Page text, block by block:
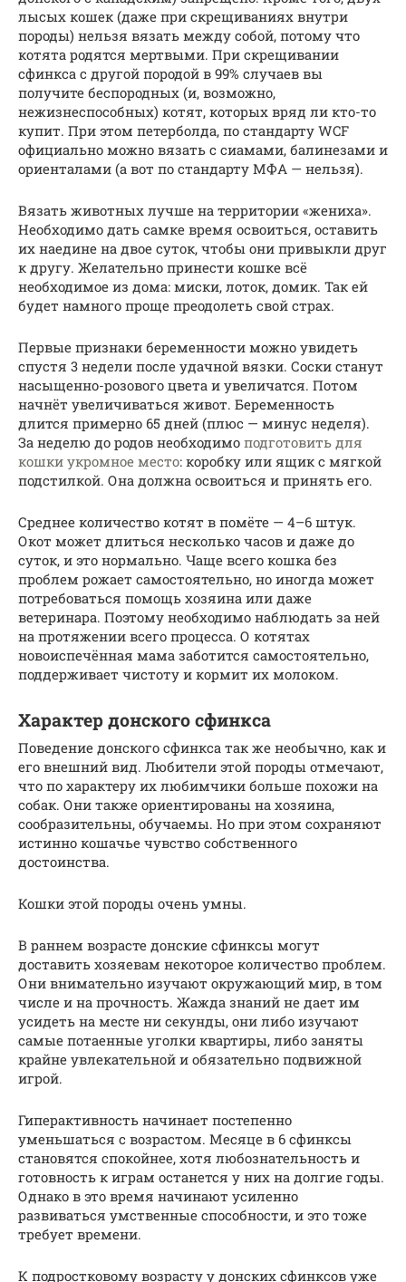
лысых кошек (даже при скрещиваниях внутри
породы) нельзя вязать между собой, потому что
котята родятся мертвыми. При скрещивании
сфинкса с другой породой в 99% случаев вы
получите беспородных (и, возможно,
нежизнеспособных) котят, которых вряд ли кто-то
купит. При этом петерболда, по стандарту WCF
официально можно вязать с сиамами, балинезами и
ориенталами (а вот по стандарту МФА — нельзя).
Вязать животных лучше на территории «жениха».
Необходимо дать самке время освоиться, оставить
их наедине на двое суток, чтобы они привыкли друг
к другу. Желательно принести кошке всё
необходимое из дома: миски, лоток, домик. Так ей
будет намного проще преодолеть свой страх.
Первые признаки беременности можно увидеть
спустя 3 недели после удачной вязки. Соски станут
насыщенно-розового цвета и увеличатся. Потом
начнёт увеличиваться живот. Беременность
длится примерно 65 дней (плюс — минус неделя).
За неделю до родов необходимо подготовить для
кошки укромное место: коробку или ящик с мягкой
подстилкой. Она должна освоиться и принять его.
Среднее количество котят в помёте — 4–6 штук.
Окот может длиться несколько часов и даже до
суток, и это нормально. Чаще всего кошка без
проблем рожает самостоятельно, но иногда может
потребоваться помощь хозяина или даже
ветеринара. Поэтому необходимо наблюдать за ней
на протяжении всего процесса. О котятах
новоиспечённая мама заботится самостоятельно,
поддерживает чистоту и кормит их молоком.
Характер донского сфинкса
Поведение донского сфинкса так же необычно, как и
его внешний вид. Любители этой породы отмечают,
что по характеру их любимчики больше похожи на
собак. Они также ориентированы на хозяина,
сообразительны, обучаемы. Но при этом сохраняют
истинно кошачье чувство собственного
достоинства.
Кошки этой породы очень умны.
В раннем возрасте донские сфинксы могут
доставить хозяевам некоторое количество проблем.
Они внимательно изучают окружающий мир, в том
числе и на прочность. Жажда знаний не дает им
усидеть на месте ни секунды, они либо изучают
самые потаенные уголки квартиры, либо заняты
крайне увлекательной и обязательно подвижной
игрой.
Гиперактивность начинает постепенно
уменьшаться с возрастом. Месяце в 6 сфинксы
становятся спокойнее, хотя любознательность и
готовность к играм останется у них на долгие годы.
Однако в это время начинают усиленно
развиваться умственные способности, и это тоже
требует времени.
К подростковому возрасту у донских сфинксов уже